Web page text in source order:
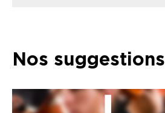
Nos suggestions